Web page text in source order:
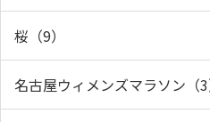
桜（9）
名古屋ウィメンズマラソン（3